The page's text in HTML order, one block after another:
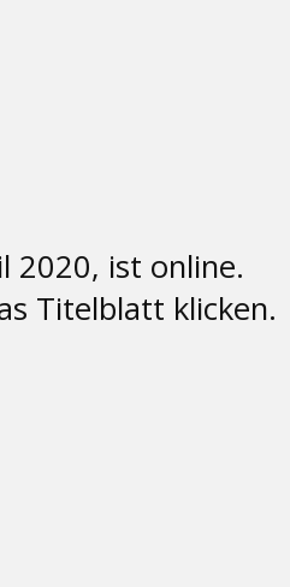
2020, ist online.
Titelblatt klicken.